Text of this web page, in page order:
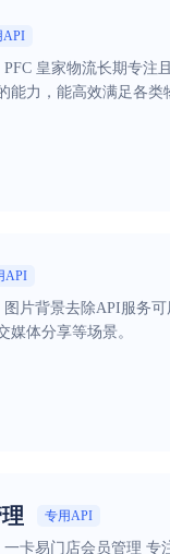
API
PFC 皇家物流长期专注
能力，能高效满足各
API
图片背景去除API服务
媒体分享等场景。
专用API
一卡易门店会员管理 专